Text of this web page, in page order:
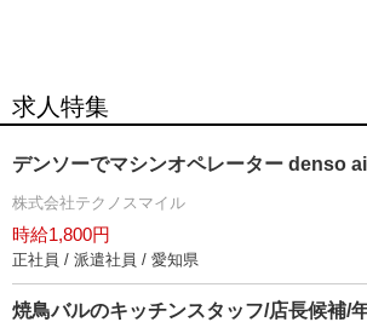
求人特集
デンソーでマシンオペレーター denso
株式会社テクノスマイル
時給1,800円
正社員 / 派遣社員 / 愛知県
焼鳥バルのキッチンスタッフ/店長候補/